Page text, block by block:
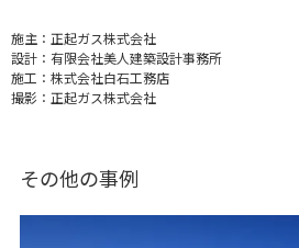
施主： 正起ガス株式会社
設計： 有限会社美人建築設計事務所
施工： 株式会社白石工務店
撮影： 正起ガス株式会社
その他の事例